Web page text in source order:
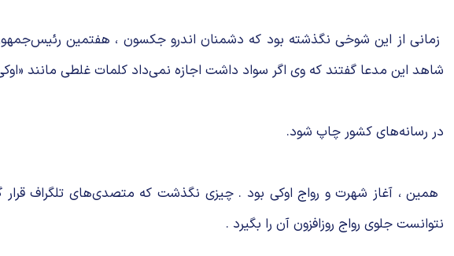
زمانی از این شوخی نگذشته بود که دشمنان اندرو جکسون ، هفتمین
شاهد این مدعا گفتند که وی اگر سواد داشت اجازه نمی‌داد کلمات غلطی مانند
در رسانه‌های کشور چاپ شود.
نتوانست جلوی رواج روزافزون آن را بگیرد .